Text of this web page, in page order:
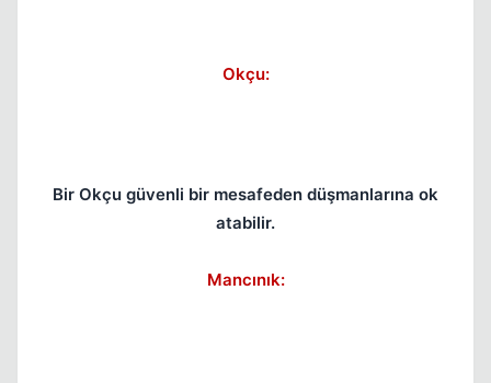
Okçu:
Bir Okçu güvenli bir mesafeden düşmanlarına ok
atabilir.
Mancınık: